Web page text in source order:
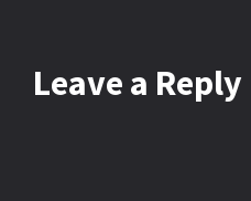
Leave a Reply